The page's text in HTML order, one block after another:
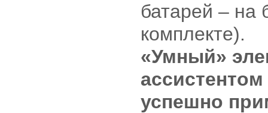
батарей – на
комплекте).
«Умный»
успешно